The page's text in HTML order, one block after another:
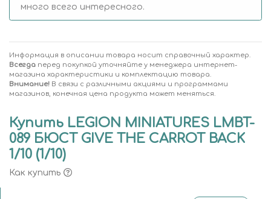
много всего интересного.
Информация в описании товара носит справочный характер.
Всегда перед покупкой уточняйте у менеджера интернет-
магазина характеристики и комплектацию товара.
Внимание! В связи с различными акциями и программами
магазинов, конечная цена продукта может меняться.
Купить LEGION MINIATURES LMBT-
089 БЮСТ GIVE THE CARROT BACK
1/10 (1/10)
Как купить